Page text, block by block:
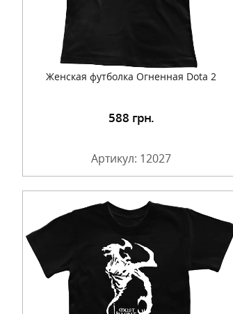
Женская футболка Огненная Dota 2
588 грн.
Артикул: 12027
Подробнее